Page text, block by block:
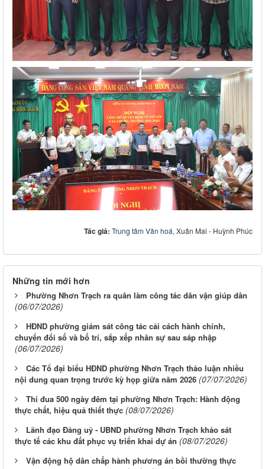
Tác giả: Trung tâm Văn hoá, Xuân Mai - Huỳnh Phúc
Những tin mới hơn
Phường Nhơn Trạch ra quân làm công tác dân vận giúp dân
(06/07/2026)
HĐND phường giám sát công tác cải cách hành chính,
chuyển đổi số và bố trí, sắp xếp nhân sự sau sáp nhập
(06/07/2026)
Các Tổ đại biểu HĐND phường Nhơn Trạch thảo luận nhiều
nội dung quan trọng trước kỳ họp giữa năm 2026 (07/07/2026)
Thi đua 500 ngày đêm tại phường Nhơn Trạch: Hành động
thực chất, hiệu quả thiết thực (08/07/2026)
Lãnh đạo Đảng uỷ - UBND phường Nhơn Trạch khảo sát
thực tế các khu đất phục vụ triển khai dự án (08/07/2026)
Vận động hộ dân chấp hành phương án bồi thường thực